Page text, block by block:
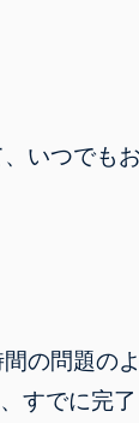
いつでも
の問題のよ
すでに完